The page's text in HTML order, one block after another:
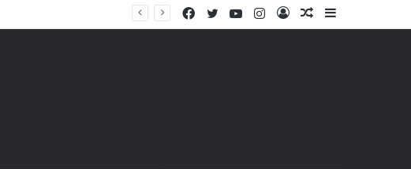
Barra
Artigo
Entrar
Instagram
YouTube
Twitter
Facebook